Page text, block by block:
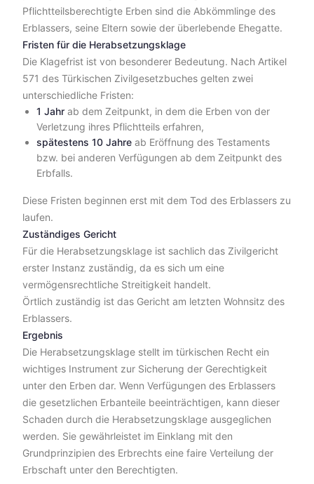
Pflichtteilsberechtigte Erben sind die Abkömmlinge des
Erblassers, seine Eltern sowie der überlebende Ehegatte.
Fristen für die Herabsetzungsklage
Die Klagefrist ist von besonderer Bedeutung. Nach Artikel
571 des Türkischen Zivilgesetzbuches gelten zwei
unterschiedliche Fristen:
1 Jahr ab dem Zeitpunkt, in dem die Erben von der
Verletzung ihres Pflichtteils erfahren,
spätestens 10 Jahre ab Eröffnung des Testaments
bzw. bei anderen Verfügungen ab dem Zeitpunkt des
Erbfalls.
Diese Fristen beginnen erst mit dem Tod des Erblassers zu
laufen.
Zuständiges Gericht
Für die Herabsetzungsklage ist sachlich das Zivilgericht
erster Instanz zuständig, da es sich um eine
vermögensrechtliche Streitigkeit handelt.
Örtlich zuständig ist das Gericht am letzten Wohnsitz des
Erblassers.
Ergebnis
Die Herabsetzungsklage stellt im türkischen Recht ein
wichtiges Instrument zur Sicherung der Gerechtigkeit
unter den Erben dar. Wenn Verfügungen des Erblassers
die gesetzlichen Erbanteile beeinträchtigen, kann dieser
Schaden durch die Herabsetzungsklage ausgeglichen
werden. Sie gewährleistet im Einklang mit den
Grundprinzipien des Erbrechts eine faire Verteilung der
Erbschaft unter den Berechtigten.